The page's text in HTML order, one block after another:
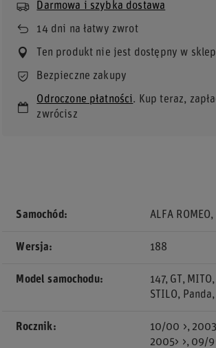
Darmowa i szybka dostawa
14dni na łatwy zwrot
Ten produkt nie jest dostępny w
Bezpieczne zakupy
Odroczone płatności. Kup teraz,
zwrócisz
Samochód ALFA ROMEO
Wersja 188
Model samochodu 147 GT MITO
STILO
Panda
Rocznik 10/00 >
2005> > 09/